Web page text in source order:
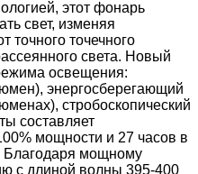
этот фонарь
свет, изменяя
точного точечного
света. Новый
освещения:
энергосберегающий
стробоскопический
составляет
мощности и 27 часов в
Благодаря мощному
с длиной волны 395-400